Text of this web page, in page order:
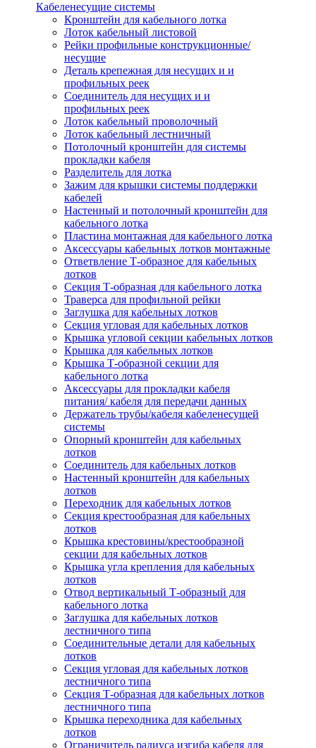
Кабеленесущие системы
Кронштейн для кабельного лотка
Лоток кабельный листовой
Рейки профильные конструкционные/
несущие
Деталь крепежная для несущих и и
профильных реек
Соединитель для несущих и и
профильных реек
Лоток кабельный проволочный
Лоток кабельный лестничный
Потолочный кронштейн для системы
прокладки кабеля
Разделитель для лотка
Зажим для крышки системы поддержки
кабелей
Настенный и потолочный кронштейн для
кабельного лотка
Пластина монтажная для кабельного лотка
Аксессуары кабельных лотков монтажные
Ответвление Т-образное для кабельных
лотков
Секция Т-образная для кабельного лотка
Траверса для профильной рейки
Заглушка для кабельных лотков
Секция угловая для кабельных лотков
Крышка угловой секции кабельных лотков
Крышка для кабельных лотков
Крышка Т-образной секции для
кабельного лотка
Аксессуары для прокладки кабеля
питания/ кабеля для передачи данных
Держатель трубы/кабеля кабеленесущей
системы
Опорный кронштейн для кабельных
лотков
Соединитель для кабельных лотков
Настенный кронштейн для кабельных
лотков
Переходник для кабельных лотков
Секция крестообразная для кабельных
лотков
Крышка крестовины/крестообразной
секции для кабельных лотков
Крышка угла крепления для кабельных
лотков
Отвод вертикальный Т-образный для
кабельного лотка
Заглушка для кабельных лотков
лестничного типа
Соединительные детали для кабельных
лотков
Секция угловая для кабельных лотков
лестничного типа
Секция Т-образная для кабельных лотков
лестничного типа
Крышка переходника для кабельных
лотков
Ограничитель радиуса изгиба кабеля для